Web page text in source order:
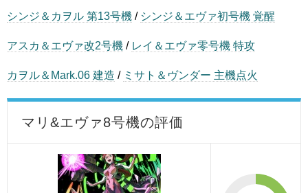
シンジ＆カヲル 第13号機 / シンジ＆エヴァ初号機 覚醒
アスカ＆エヴァ改2号機 / レイ＆エヴァ零号機 特攻
カヲル＆Mark.06 建造 / ミサト＆ヴンダー 主機点火
マリ&エヴァ8号機の評価